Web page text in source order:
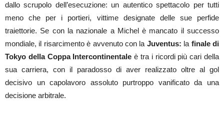
dallo scrupolo dell’esecuzione: un autentico spettacolo per tutti
meno che per i portieri, vittime designate delle sue perfide
traiettorie. Se con la nazionale a Michel è mancato il successo
mondiale, il risarcimento è avvenuto con la Juventus: la finale di
Tokyo della Coppa Intercontinentale è tra i ricordi più cari della
sua carriera, con il paradosso di aver realizzato oltre al gol
decisivo un capolavoro assoluto purtroppo vanificato da una
decisione arbitrale.